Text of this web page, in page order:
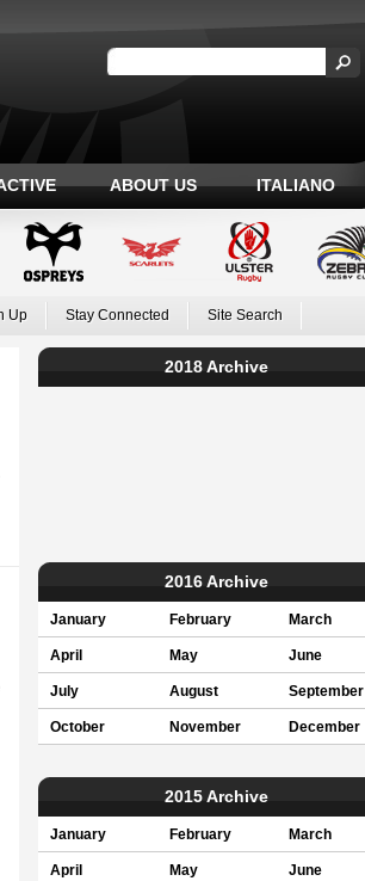
ABOUT US ITALIANO
Up Stay Connected Site Search
2018 Archive
2016 Archive
January February March
April May June
July August September
October November December
2015 Archive
January February March
April May June